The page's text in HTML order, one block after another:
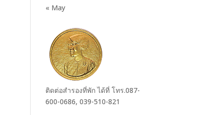
« May
ติดต่อสำรองที่พัก ได้ที่ โทร.087-
600-0686, 039-510-821